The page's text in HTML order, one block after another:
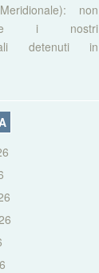
non
i nostri
detenuti in